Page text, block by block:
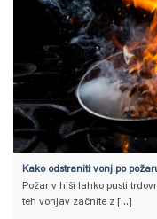
Kako odstraniti vonj po
Požar v hiši lahko pusti
teh vonjav začnite z [...]